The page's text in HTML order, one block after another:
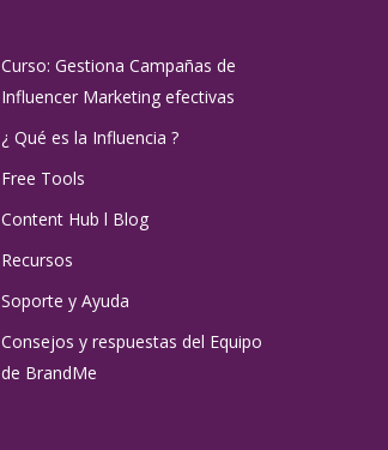
Curso: Gestiona Campañas de
Influencer Marketing efectivas
¿ Qué es la Influencia ?
Free Tools
Content Hub l Blog
Recursos
Soporte y Ayuda
Consejos y respuestas del Equipo
de BrandMe